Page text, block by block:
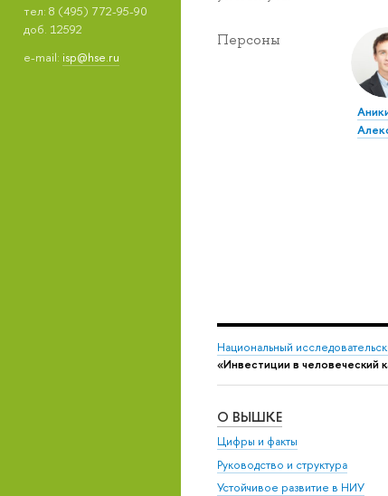
тел: 8 (495) 772-95-90
доб. 12592
e-mail: isp@hse.ru
Персоны
Национальный
«Инвестиции в человеческий
О ВЫШКЕ
Цифры и факты
Руководство и структура
Устойчивое развитие в НИУ